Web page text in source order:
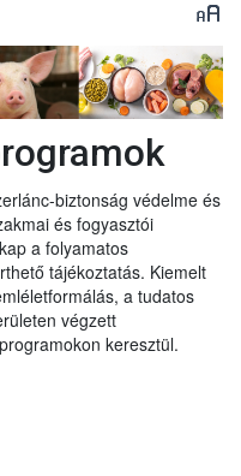
biztonság védelme és
és fogyasztói
a folyamatos
tájékoztatás. Kiemelt
a tudatos
végzett
keresztül.